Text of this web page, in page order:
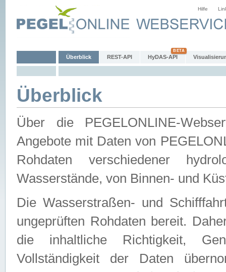
Hilfe
Überblick REST-API HyDAS-API
Überblick
Über die PEGELONLINE-
Angebote mit Daten von
Rohdaten verschiedener
Wasserstände, von Binnen- und
Die Wasserstraßen- und
ungeprüften Rohdaten bereit.
die inhaltliche Richtigkeit,
Vollständigkeit der Daten